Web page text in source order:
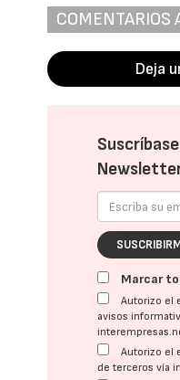
COMENTARIOS
Deja
Marcar
Autorizo el
avisos
Autorizo el
de terceros vía